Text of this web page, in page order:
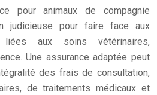
pour animaux de compagnie
judicieuse pour faire face aux
liées aux soins vétérinaires,
Une assurance adaptée peut
des frais de consultation,
de traitements médicaux et